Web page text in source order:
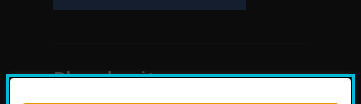
Plan du site